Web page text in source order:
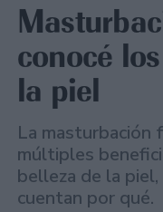
conocé
la piel
La masturbación
múltiples
belleza de la
cuentan por qué.